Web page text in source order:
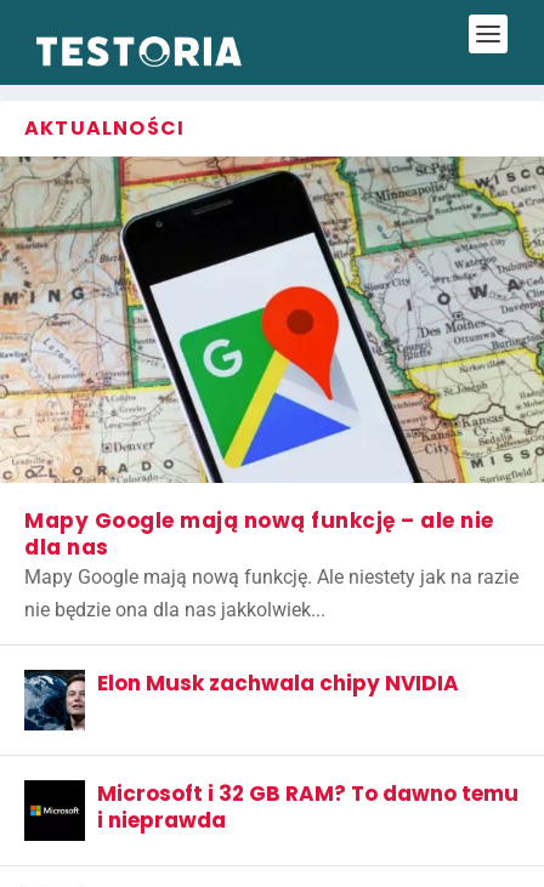
AKTUALNOŚCI
Mapy Google mają nową funkcję – ale nie
dla nas
Mapy Google mają nową funkcję. Ale niestety jak na razie
nie będzie ona dla nas jakkolwiek...
Elon Musk zachwala chipy NVIDIA
Microsoft i 32 GB RAM? To dawno temu
i nieprawda